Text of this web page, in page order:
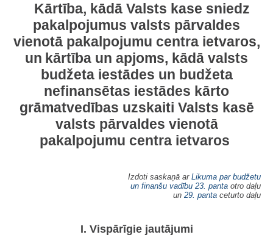
Kārtība, kādā Valsts kase sniedz
pakalpojumus valsts pārvaldes
vienotā pakalpojumu centra ietvaros,
un kārtība un apjoms, kādā valsts
budžeta iestādes un budžeta
nefinansētas iestādes kārto
grāmatvedības uzskaiti Valsts kasē
valsts pārvaldes vienotā
pakalpojumu centra ietvaros
Izdoti saskaņā ar Likuma par budžetu
un finanšu vadību 23. panta otro daļu
un 29. panta ceturto daļu
I. Vispārīgie jautājumi